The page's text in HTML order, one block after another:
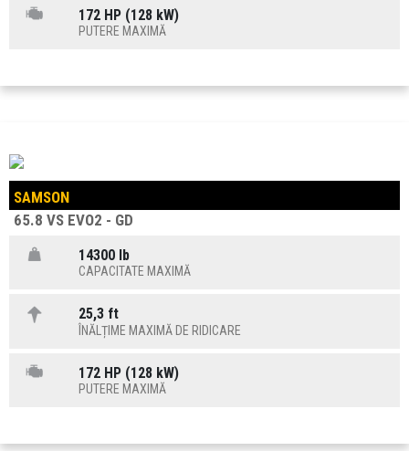
172 HP (128 kW)
PUTERE MAXIMĂ
SAMSON
65.8 VS EVO2 - GD
14300 lb
CAPACITATE MAXIMĂ
25,3 ft
ÎNĂLȚIME MAXIMĂ DE RIDICARE
172 HP (128 kW)
PUTERE MAXIMĂ